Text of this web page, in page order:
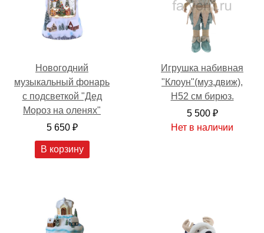
Новогодний
музыкальный фонарь
с подсветкой "Дед
Мороз на оленях"
5 650 ₽
В корзину
Игрушка набивная
"Клоун"(муз,движ),
H52 см бирюз.
5 500 ₽
Нет в наличии